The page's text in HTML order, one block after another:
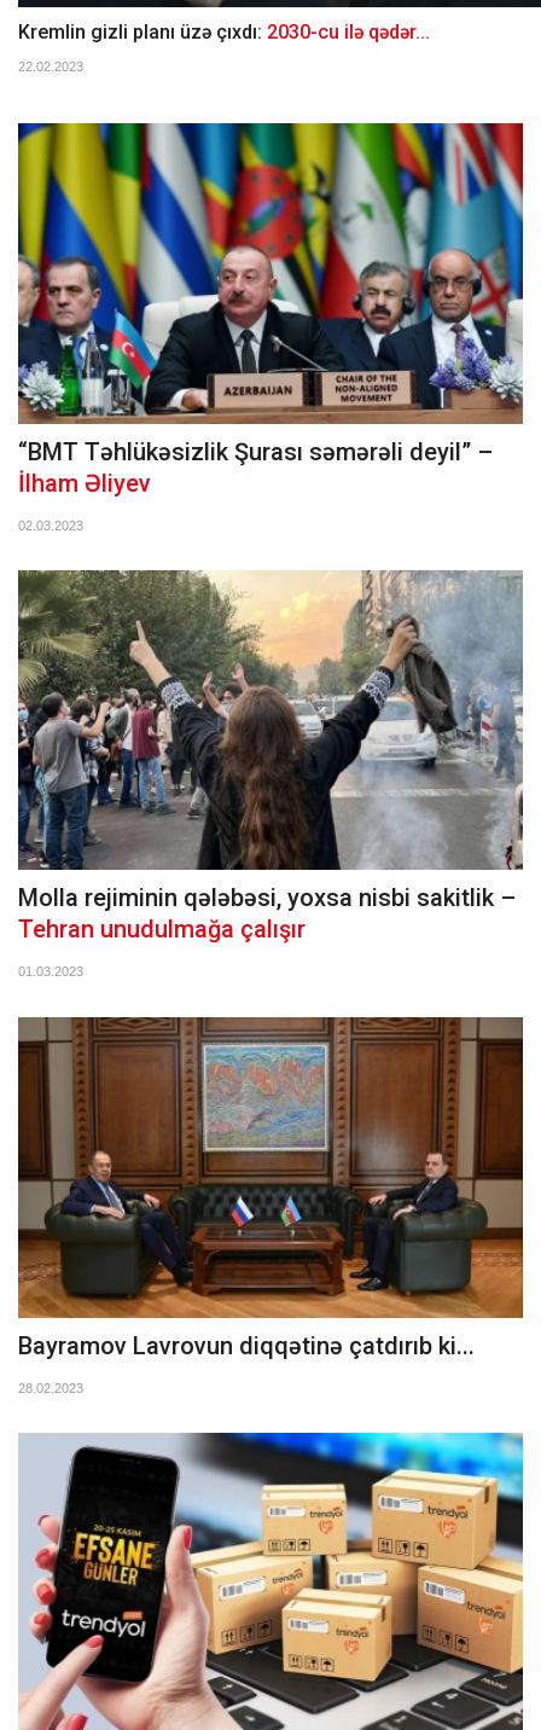
Kremlin gizli planı üzə çıxdı: 2030-cu ilə qədər...
22.02.2023
“BMT Təhlükəsizlik Şurası səmərəli deyil” –
İlham Əliyev
02.03.2023
Molla rejiminin qələbəsi, yoxsa nisbi sakitlik –
Tehran unudulmağa çalışır
01.03.2023
Bayramov Lavrovun diqqətinə çatdırıb ki...
28.02.2023